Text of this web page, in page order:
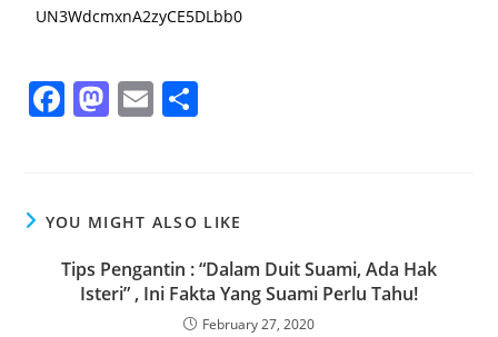
UN3WdcmxnA2zyCE5DLbb0
F
a
e
b
o
o
M
a
o
d
o
n
E
m
l e
YOU MIGHT ALSO LIKE
Tips Pengantin : “Dalam Duit Suami, Ada Hak
Isteri” , Ini Fakta Yang Suami Perlu Tahu!
February 27, 2020